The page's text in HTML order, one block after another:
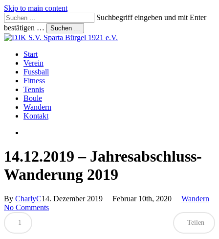
Skip to main content
Suchbegriff eingeben und mit Enter
bestätigen …
Suchen …
Close
search
Menu
Start
Verein
Fussball
Fitness
Tennis
Boule
Wandern
Kontakt
14.12.2019 – Jahresabschluss-
Wanderung 2019
By CharlyC14. Dezember 2019 Februar 10th, 2020
Wandern
No Comments
Teilen
1